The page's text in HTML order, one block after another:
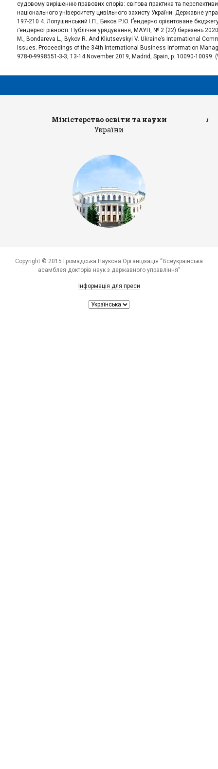
судовому вирішенню правових спорів: світова практика та
національного університету цивільного захисту України. Державне
197-210 4. Лопушинський І.П., Биков Р.Ю. Ґендерно орієнтоване
ґендерної рівності. Публічне урядування, МАУП, № 2 (22) березень
M., Bondareva L., Bykov R. And Kliutsevskyi V. Ukraine’s International
Issues. Proceedings of the 34th International Business Information
978-0-9998551-3-3, 13-14 November 2019, Madrid, Spain, p. 10090-10099.
Міністерство освіти та науки
України
Copyright © 2015 Громадська Наукова Органцізація “Всеукраїнська
асамблея докторів наук з державного управління”
Інформація для преси